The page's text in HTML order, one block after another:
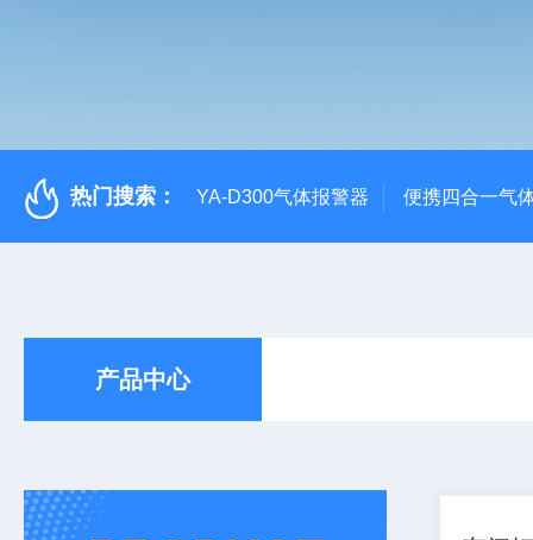
热门搜索： YA-D300气体报警器 便携四合一气
产品中心